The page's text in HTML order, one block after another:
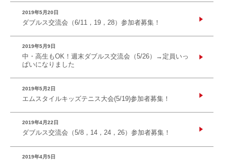
2019年5月20日
ダブルス交流会（6/11，19，28）参加者募集！
2019年5月9日
中・高生もOK！週末ダブルス交流会（5/26）→定員いっ
ぱいになりました
2019年5月2日
エムスタイルキッズテニス大会(5/19)参加者募集！
2019年4月22日
ダブルス交流会（5/8，14，24，26）参加者募集！
2019年4月5日